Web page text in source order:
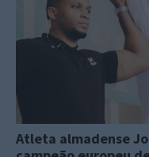
Atleta almadense